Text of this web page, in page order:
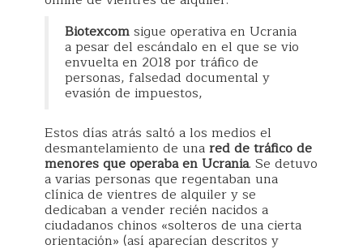
Biotexcomsigue operativa en Ucrania
a pesar del escándalo en el que se vio
envuelta en 2018 por tráfico de
personas, falsedad documental y
evasión de impuestos,
Estos días atrás saltó a los medios el
desmantelamiento de unared de tráfico de
menores que operaba en Ucrania. Se detuvo
a varias personas que regentaban una
clínica de vientres de alquiler y se
dedicaban a vender recién nacidos a
ciudadanos chinos «solteros de una cierta
orientación» (así aparecían descritos y